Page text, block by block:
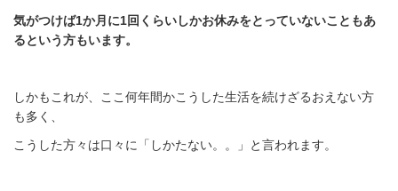
気がつけば1か月に1回くらいしかお休みをとっていないこともあ
るという方もいます。
しかもこれが、ここ何年間かこうした生活を続けざるおえない方
も多く、
こうした方々は口々に「しかたない。。」と言われます。